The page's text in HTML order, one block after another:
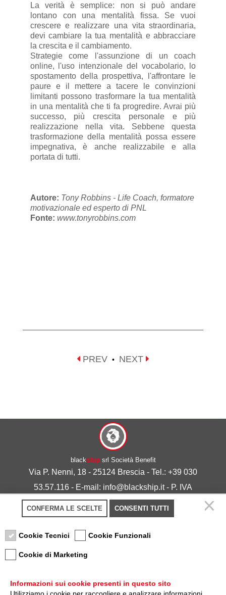
La verità è semplice: non si può andare
lontano con una mentalità fissa. Se vuoi
crescere e realizzare una vita straordinaria,
devi cambiare la tua mentalità e abbracciare
la crescita e il cambiamento.
Strategie come l'assunzione di un coach
online, l'uso intenzionale del vocabolario, lo
spostamento della prospettiva, l'affrontare le
paure e il mettere a tacere le convinzioni
limitanti possono trasformare la tua mentalità
in una mentalità che ti fa progredire. Avrai più
successo, più crescita personale e più
realizzazione nella vita. Sebbene questa
trasformazione della mentalità possa essere
impegnativa, è anche realizzabile e alla
portata di tutti.
Autore: Tony Robbins - Life Coach, formatore
motivazionale ed esperto di PNL
Fonte: www.tonyrobbins.com
PREV • NEXT
blackshipsrl Società Benefit
Via P. Nenni, 18 - 25124 Brescia - Tel.: +39 030
53.57.116 - E-mail: info@blackship.it - P. IVA
03492980986
Privacy policy-Cookie policy
CONFERMA LE SCELTE CONSENTI TUTTI
Cookie Tecnici Cookie Funzionali
Cookie di Marketing
Informazioni sui cookie presenti in questo sito